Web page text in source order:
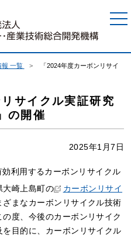
報 一覧
「2024年度カーボンリサイ
サイクル実証研究
の開催
2025年1月7日
利用するカーボンリサイクル
大崎上島町の
カーボンリサイ
ざまなカーボンリサイクル技術
度、今後のカーボンリサイク
目的に、カーボンリサイクル